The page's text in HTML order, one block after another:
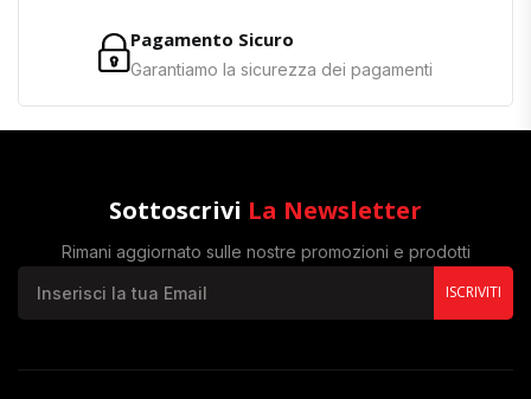
Pagamento Sicuro
Garantiamo la sicurezza dei pagamenti
Sottoscrivi La Newsletter
Rimani aggiornato sulle nostre promozioni e prodotti
ISCRIVITI